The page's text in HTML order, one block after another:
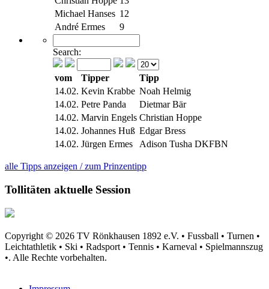
Michael Hanses 12
André Ermes
9
Search:
vom Tipper
Tipp
14.02. Kevin Krabbe Noah Helmig
14.02. Petre Panda
Dietmar Bär
14.02. Marvin Engels Christian Hoppe
14.02. Johannes Huß Edgar Bress
14.02. Jürgen Ermes Adison Tusha DKFBN
alle Tipps anzeigen / zum Prinzentipp
Tollitäten aktuelle Session
Copyright © 2026 TV Rönkhausen 1892 e.V. • Fussball • Turnen •
Leichtathletik • Ski • Radsport • Tennis • Karneval • Spielmannszug
•. Alle Rechte vorbehalten.